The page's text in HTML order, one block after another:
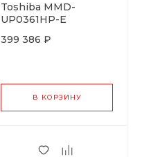
Toshiba MMD-
UP0361HP-E
399 386 ₽
В КОРЗИНУ